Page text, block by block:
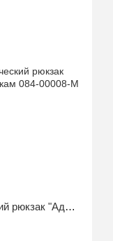
Тактический и туристический рюкзак "Адаптер" от E-Gear Мультикам